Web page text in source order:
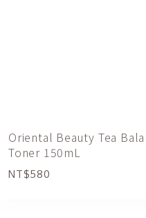
Oriental Beauty Tea
Toner 150mL
NT$580